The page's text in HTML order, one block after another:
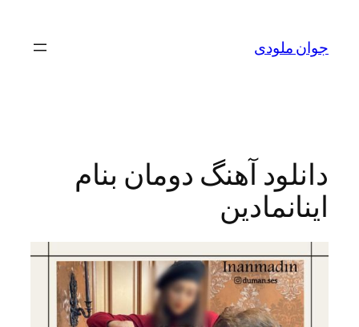
آهنگ دومان بنام